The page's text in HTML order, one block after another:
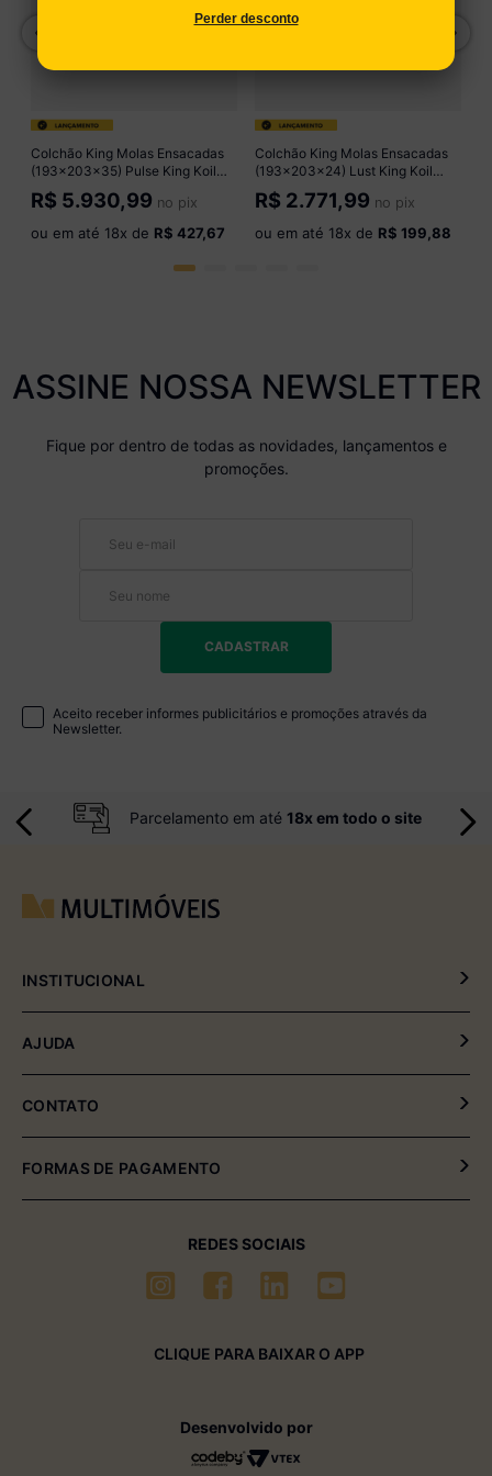
Colchão King Molas Ensacadas
(193x203x35) Pulse King Koil
CR455E Branco
R$ 5.930,99 no pix
ou em até 18x de R$ 427,67
Colchão King Molas Ensacadas
(193x203x24) Lust King Koil
CR459E Cinza
R$ 2.771,99 no pix
ou em até 18x de R$ 199,88
ASSINE NOSSA NEWSLETTER
Fique por dentro de todas as novidades, lançamentos e
promoções.
CADASTRAR
Aceito receber informes publicitários e promoções através da
Newsletter.
Parcelamento em até 18x em todo o site
INSTITUCIONAL
Política de Entrega e Devolução
AJUDA
Fale Conosco
CONTATO
(54) 2102-4000 (08:00hrs às 17:30hrs)
(54) 99611-6238 (seg à sexta-feira)
sac01@multimóveis.com
FORMAS DE PAGAMENTO
REDES SOCIAIS
CLIQUE PARA BAIXAR O APP
Desenvolvido por
Perder desconto